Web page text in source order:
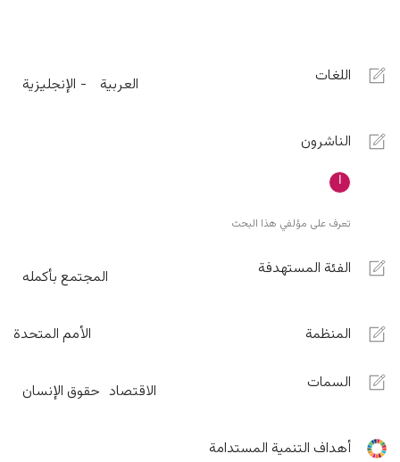
اللغات العربية الإنجليزية
الناشرون
تعرف على مؤلفي هذا البحث
الفئة المستهدفة المجتمع بأكمله
المنظمة الأمم المتحدة
السمات الاقتصاد حقوق الإنسان
أهداف التنمية المستدامة